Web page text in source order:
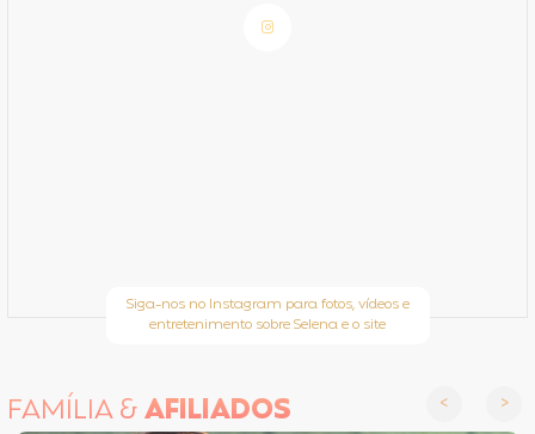
Siga-nos no Instagram para fotos, vídeos e
entretenimento sobre Selena e o site
FAMÍLIA &AFILIADOS